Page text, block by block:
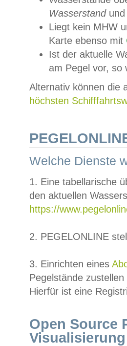
Wasserstandund
Liegt kein MHW
Karte ebenso mit
Ist der aktuelle
am Pegel vor,
Alternativ können die
höchsten
Welche Dienste
1. Eine tabellarische
den aktuellen
https://
2. PEGELONLINE
3. Einrichten eines
Pegelstände
Hierfür ist eine
Open Source
Visualisierung